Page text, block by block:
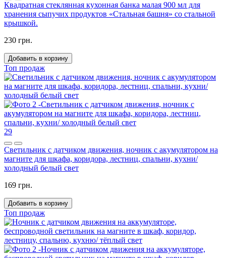
Квадратная стеклянная кухонная банка малая 900 мл для
хранения сыпучих продуктов «Стальная башня» со стальной
крышкой.
230 грн.
Добавить в корзину
Топ продаж
29
Светильник с датчиком движения, ночник с акумулятором на
магните для шкафа, коридора, лестниц, спальни, кухни/
холодный белый свет
169 грн.
Добавить в корзину
Топ продаж